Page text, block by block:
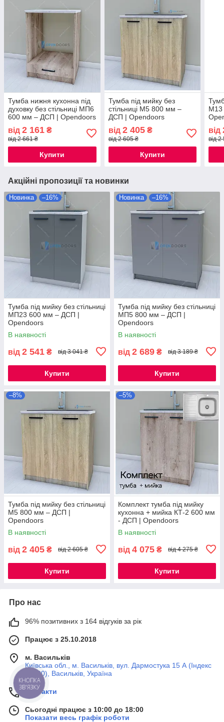
Тумба нижня кухонна під
духовку без стільниці МП6
600 мм – ДСП | Opendoors
від 2 161 ₴
від 2 661 ₴
Купити
Тумба під мийку без
стільниці М5 800 мм –
ДСП | Opendoors
від 2 405₴
від 2 605 ₴
Купити
М13
від
від
Акційні пропозиції та новинки
Новинка –16%
Тумба під мийку без стільниці
МП23 600 мм – ДСП |
Opendoors
В наявності
від 2 541 ₴ від 3 041 ₴
Купити
Новинка –16%
Тумба під мийку без стільниці
МП5 800 мм – ДСП |
Opendoors
В наявності
від 2 689 ₴ від 3 189 ₴
Купити
–8%
Тумба під мийку без стільниці
М5 800 мм – ДСП |
Opendoors
В наявності
від 2 405 ₴ від 2 605 ₴
Купити
–5%
Комплект тумба під мийку
кухонна + мийка КТ-2 600 мм
- ДСП | Opendoors
В наявності
від 4 075 ₴ від 4 275 ₴
Купити
Про нас
96% позитивних з 164 відгуків за рік
Працює з 25.10.2018
м. Васильків
Київська обл., м. Васильків, вул. Дармостука 15 А (Індекс
08600), Васильків, Україна
Контакти
Сьогодні працює з 10:00 до 18:00
Показати весь графік роботи
КНОПКА
ЗВ'ЯЗКУ